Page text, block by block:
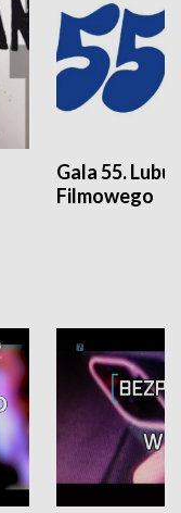
Gala 55.
Filmowego